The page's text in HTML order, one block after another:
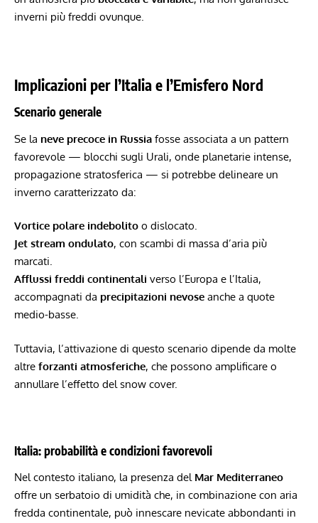
inverni più freddi ovunque.
Implicazioni per l’Italia e l’Emisfero Nord
Scenario generale
Se la neve precoce in Russia fosse associata a un pattern
favorevole — blocchi sugli Urali, onde planetarie intense,
propagazione stratosferica — si potrebbe delineare un
inverno caratterizzato da:
Vortice polare indebolito o dislocato.
Jet stream ondulato, con scambi di massa d’aria più
marcati.
Afflussi freddi continentali verso l’Europa e l’Italia,
accompagnati da precipitazioni nevose anche a quote
medio-basse.
Tuttavia, l’attivazione di questo scenario dipende da molte
altre forzanti atmosferiche, che possono amplificare o
annullare l’effetto del snow cover.
Italia: probabilità e condizioni favorevoli
Nel contesto italiano, la presenza del Mar Mediterraneo
offre un serbatoio di umidità che, in combinazione con aria
fredda continentale, può innescare nevicate abbondanti in